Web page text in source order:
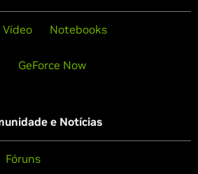
Vídeo Notebooks
GeForce Now
e Notícias
Fóruns